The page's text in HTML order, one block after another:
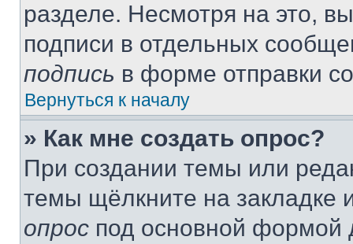
разделе. Несмотря на это,
подписи в отдельных
подпись в форме отправки
Вернуться к началу
» Как мне создать опрос?
При создании темы или
темы щёлкните на
опрос под основной формой